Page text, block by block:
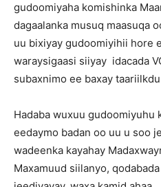
gudoomiyaha komishinka
dagaalanka musuq maasuqa
uu bixiyay gudoomiyihii hore
waraysigaasi siiyay idacada
subaxnimo ee baxay
Hadaba wuxuu gudoomiyuhu
eedaymo badan oo uu u soo
wadeenka kayahay
Maxamuud siilanyo,